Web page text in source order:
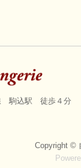
駒込駅 徒歩４分
Copyright ©